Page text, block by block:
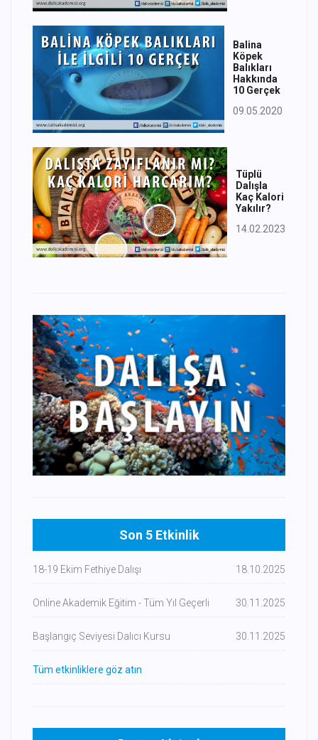
Balina
Köpek
Balıkları
Hakkında
10 Gerçek
09.05.2020
Tüplü
Dalışla
Kaç Kalori
Yakılır?
14.02.2023
Son 5 Etkinlik
18-19 Ekim Fethiye Dalışı 18.10.2025
Online Akademik Eğitim - Tüm Yıl Geçerli 30.11.2025
Başlangıç Seviyesi Dalıcı Kursu 30.11.2025
Tüm etkinliklere göz atın